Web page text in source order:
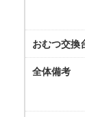
おむつ交換
全体備考